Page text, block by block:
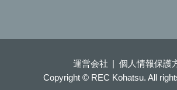
運営会社 個人情報保護